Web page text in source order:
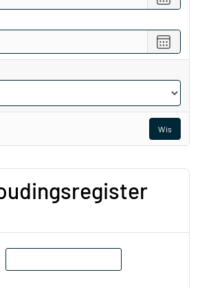
een
vanaf
een
tot
en
met
Wis